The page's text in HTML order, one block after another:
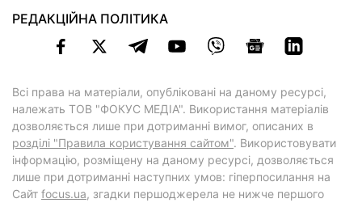
РЕДАКЦІЙНА ПОЛІТИКА
Всі права на матеріали, опубліковані на даному ресурсі,
належать ТОВ "ФОКУС МЕДІА". Використання матеріалів
дозволяється лише при дотриманні вимог, описаних в
розділі "Правила користування сайтом". Використовувати
інформацію, розміщену на даному ресурсі, дозволяється
лише при дотриманні наступних умов: гіперпосилання на
Cайт focus.ua, згадки першоджерела не нижче першого